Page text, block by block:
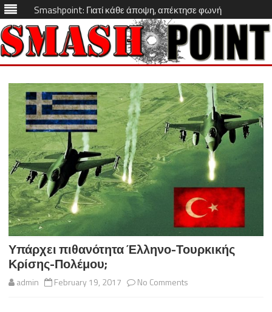
Smashpoint: Γιατί κάθε άποψη, απέκτησε φωνή
Skip
content
Υπάρχει πιθανότητα Έλληνο-Τουρκικής
Κρίσης-Πολέμου;
admin February 19, 2017 No Comments